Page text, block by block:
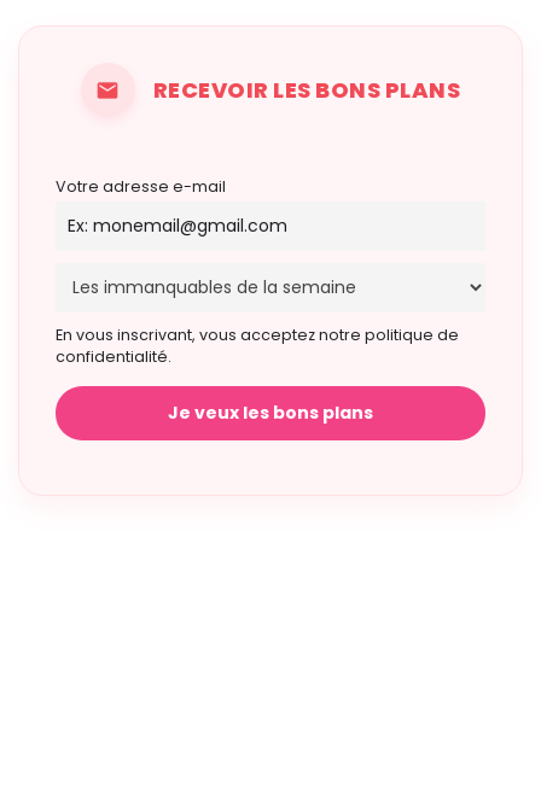
RECEVOIR LES BONS PLANS
Votre adresse e-mail
En vous inscrivant, vous acceptez notre politique de
confidentialité.